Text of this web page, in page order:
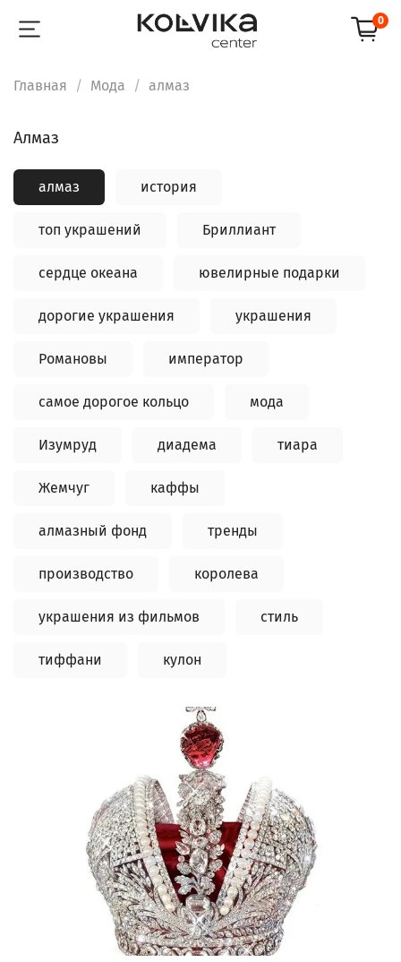
0
Главная Мода алмаз
алмаз
алмаз история
топ украшений Бриллиант
сердце океана ювелирные подарки
дорогие украшения украшения
Романовы император
самое дорогое кольцо мода
Изумруд диадема тиара
Жемчуг каффы
алмазный фонд тренды
производство королева
украшения из фильмов стиль
тиффани кулон